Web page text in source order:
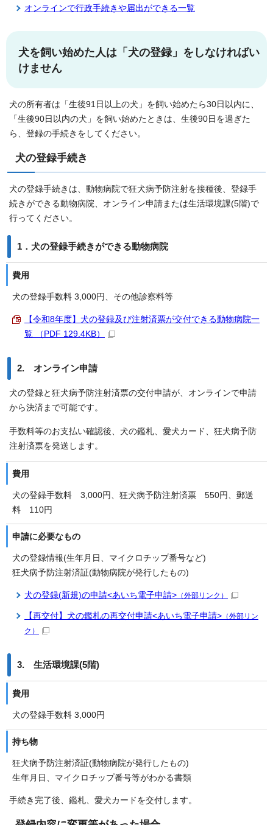
オンラインで行政手続きや届出ができる一覧
犬を飼い始めた人は「犬の登録」をしなければい
けません
犬の所有者は「生後91日以上の犬」を飼い始めたら30日以内に、
「生後90日以内の犬」を飼い始めたときは、生後90日を過ぎた
ら、登録の手続きをしてください。
犬の登録手続き
犬の登録手続きは、動物病院で狂犬病予防注射を接種後、登録手
続きができる動物病院、オンライン申請または生活環境課(5階)で
行ってください。
1．犬の登録手続きができる動物病院
費用
犬の登録手数料 3,000円、その他診察料等
【令和8年度】犬の登録及び注射済票が交付できる動物病院一
覧 （PDF 129.4KB）
2. オンライン申請
犬の登録と狂犬病予防注射済票の交付申請が、オンラインで申請
から決済まで可能です。
手数料等のお支払い確認後、犬の鑑札、愛犬カード、狂犬病予防
注射済票を発送します。
費用
犬の登録手数料 3,000円、狂犬病予防注射済票 550円、郵送
料 110円
申請に必要なもの
犬の登録情報(生年月日、マイクロチップ番号など)
狂犬病予防注射済証(動物病院が発行したもの)
犬の登録(新規)の申請<あいち電子申請> （外部リンク）
【再交付】犬の鑑札の再交付申請<あいち電子申請> （外部リン
ク）
3. 生活環境課(5階)
費用
犬の登録手数料 3,000円
持ち物
狂犬病予防注射済証(動物病院が発行したもの)
生年月日、マイクロチップ番号等がわかる書類
手続き完了後、鑑札、愛犬カードを交付します。